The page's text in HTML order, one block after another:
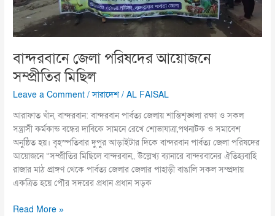
বান্দরবানে জেলা পরিষদের আয়োজনে
সম্প্রীতির মিছিল
Leave a Comment /সারাদেশ /AL FAISAL
আরাফাত খাঁন, বান্দরবান: বান্দরবান পার্বত্য জেলায় শান্তিশৃঙ্খলা রক্ষা ও সকল
সন্ত্রাসী কর্মকান্ড বন্ধের দাবিকে সামনে রেখে শোভাযাত্রা,পথনাটক ও সমাবেশ
অনুষ্ঠিত হয়। বৃহস্পতিবার দুপুর আড়াইটার দিকে বান্দরবান পার্বত্য জেলা পরিষদের
আয়োজনে “সম্প্রীতির মিছিলে বান্দরবান„ উল্লেখ্য ব্যানারে বান্দরবানের ঐতিহ্যবাহি
রাজার মাঠ প্রাঙ্গণ থেকে পার্বত্য জেলার জেলার পাহাড়ী বাঙালি সকল সম্প্রদায়
একত্রিত হয়ে পৌর সদরের প্রধান প্রধান সড়ক
Read More »